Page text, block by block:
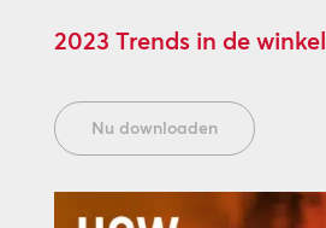
2023 Trends in de winkel
Nu downloaden